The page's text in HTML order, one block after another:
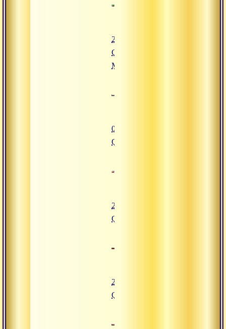
24.07.2016
Сатсанг,
Минск
07.05.2016
Сатсанг
27.05.2016
Сатсанг
29.04.2016
Сатсанг